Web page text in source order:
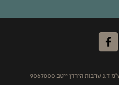
ערבות הירדן ייטב 9067000